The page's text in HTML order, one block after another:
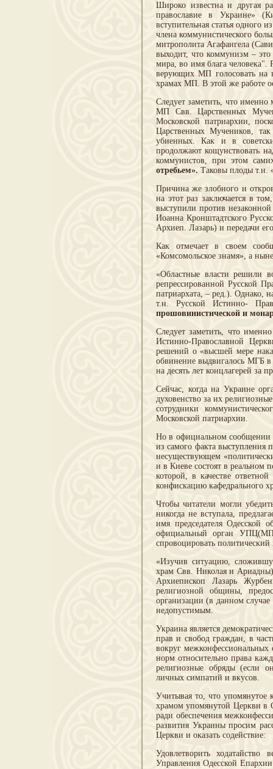
Широко известна и другая
православие в Украине»
вступительная статья
члена коммунистического
митрополита Агафангела
выходит, что коммунизм –
мира, во имя блага
верующих МП голосовать на
храмах МП. В этой же работе
Следует заметить, что
МП Свв. Царственных
Московской патриархии,
Царственных Мучеников,
убиенных. Как и в
продолжают кощунствовать
коммунистов, при этом
отребьем». Таковы плоды т.н.
Причина же злобного и
на этот раз заключается в
выступили против
Иоанна Кронштадтского
Архиеп. Лазарь) и передачи
Как отмечает в своем
«Комсомольское знамя», а
«Областные власти решили
репрессированной Русской
патриархата, – ред.). Однако,
т.н. Русской Истинно-
прошовинистической и
Следует заметить, что
Истинно-Православной
решений о «высшей мере
обвинение выдвигалось МГБ в
на десять лет концлагерей
Сейчас, когда на Украине
духовенство за их
сотрудники
Московской патриархии.
Но в официальном сообщении
из самого факта выступления
несуществующем
и в Киеве состоят в реальном
которой, в качестве
конфискацию кафедрального
Чтобы читатели могли
никогда не вступала,
имя председателя Одесской
официальный орган
спровоцировать политический
«Изучив ситуацию,
храм Свв. Николая и Ариадны)
Архиепископ Лазарь
религиозной общины,
организации (в данном
недопустимым.
Украина является
прав и свобод граждан, в
вокруг
норм относительно права
религиозные обряды (если
личных симпатий и вкусов.
Учитывая то, что упомянутое
храмом упомянутой Церкви в
ради обеспечения
развития Украины просим
Церкви и оказать содействие:
Удовлетворить
Управления Одесской